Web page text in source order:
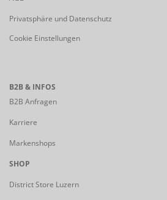
Privatsphäre und Datenschutz
Cookie Einstellungen
B2B & INFOS
B2B Anfragen
Karriere
Markenshops
SHOP
District Store Luzern